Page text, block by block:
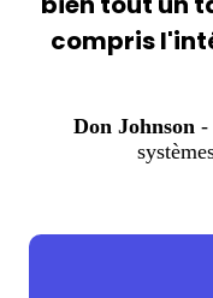
compris
Don Johnson-